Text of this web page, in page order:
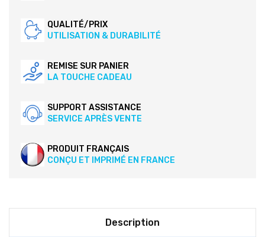
QUALITÉ/PRIX
UTILISATION & DURABILITÉ
REMISE SUR PANIER
LA TOUCHE CADEAU
SUPPORT ASSISTANCE
SERVICE APRÈS VENTE
PRODUIT FRANÇAIS
CONÇU ET IMPRIMÉ EN FRANCE
Description